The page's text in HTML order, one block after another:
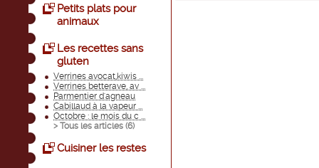
Petits plats pour
animaux
Les recettes sans
gluten
Verrines avocat,kiwis ...
Verrines betterave, av ...
Parmentier d'agneau
Cabillaud à la vapeur ...
Octobre : le mois du c ...
> Tous les articles (6)
Cuisiner les restes